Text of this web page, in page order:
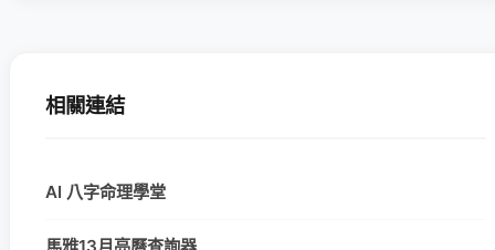
相關連結
AI 八字命理學堂
馬雅13月亮曆查詢器